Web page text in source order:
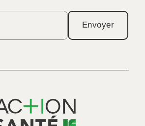
Envoyer